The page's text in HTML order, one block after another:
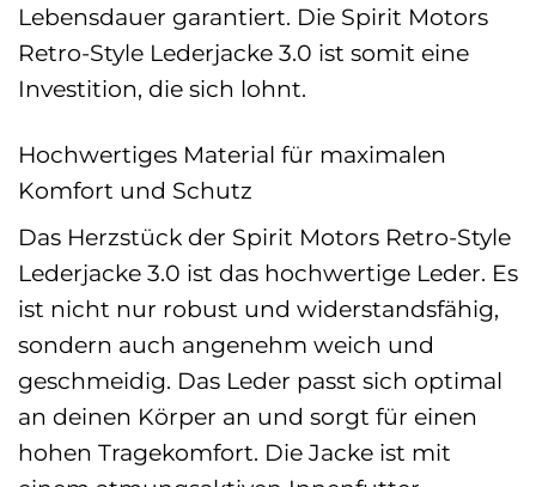
Lebensdauer garantiert. Die Spirit Motors
Retro-Style Lederjacke 3.0 ist somit eine
Investition, die sich lohnt.
Hochwertiges Material für maximalen
Komfort und Schutz
Das Herzstück der Spirit Motors Retro-Style
Lederjacke 3.0 ist das hochwertige Leder. Es
ist nicht nur robust und widerstandsfähig,
sondern auch angenehm weich und
geschmeidig. Das Leder passt sich optimal
an deinen Körper an und sorgt für einen
hohen Tragekomfort. Die Jacke ist mit